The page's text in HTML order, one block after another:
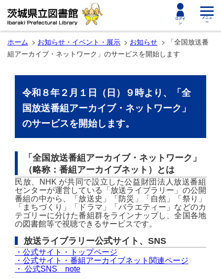
ログイ
ン
toggle
メニュ
ー
ホーム お知らせ・イベント・展示 お知らせ
「全国放送番
組アーカイブ・ネットワーク」のサービスを開始します
令和８年２月１日（日）９時より、「全
国放送番組アーカイブ・ネットワーク」
のサービスを開始します。
「全国放送番組アーカイブ・ネットワーク」
（略称：番組アーカイブネット）とは
民放、 NHK が共同で設立した公益財団法人放送番組
センターが運営している「放送ライブラリー」の公開
番組の中から、
「放送史」「防災」「自然」「祭り」
「まちづくり」「ドラマ」「バラエティー」などのカ
テゴリーに分けた番組群をラインナップし、全国各地
の図書館等で視聴できるサービスです。
放送ライブラリー公式サイト、SNS
・公式サイト・トップページ
・公式サイト・番組アーカイブネット関連ページ
・ 公式SNS note